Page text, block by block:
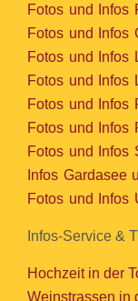
Fotos und Infos
Fotos und Infos
Fotos und Infos
Fotos und Infos
Fotos und Infos
Fotos und Infos
Fotos und Infos
Infos Gardasee
Fotos und Infos
Infos-Service &
Hochzeit in der
Weinstrassen in